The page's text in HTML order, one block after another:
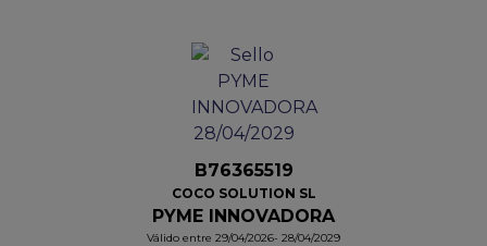
B76365519
COCO SOLUTION SL
PYME INNOVADORA
Válido entre 29/04/2026- 28/04/2029